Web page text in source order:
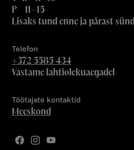
P 11–15
Lisaks tund enne ja pärast
Telefon
+372 5585 434
Vastame lahtiolekuaegadel
Töötajate kontaktid
Meeskond